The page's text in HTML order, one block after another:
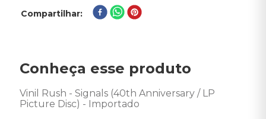
Compartilhar
Conheça esse produto
Vinil Rush - Signals (40th Anniversary / LP
Picture Disc) - Importado